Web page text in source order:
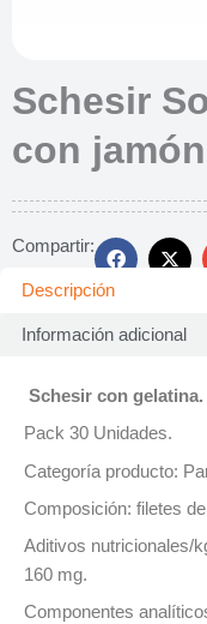
Schesir
con
Compartir:
Descripción
Información adicional
Schesir con gelatina.
Pack 30 Unidades.
Categoría producto:
Composición: filetes
Aditivos nutricionales/
160 mg.
Componentes